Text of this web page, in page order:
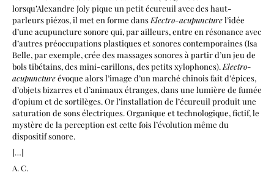
lorsqu’Alexandre Joly pique un petit écureuil avec des haut-
parleurs piézos, il met en forme dans Electro-acupuncturel’idée
d’une acupuncture sonore qui, par ailleurs, entre en résonance avec
d’autres préoccupations plastiques et sonores contemporaines (Isa
Belle, par exemple, crée des massages sonores à partir d’un jeu de
bols tibétains, des mini-carillons, des petits xylophones). Electro-
acupunctureévoque alors l’image d’un marché chinois fait d’épices,
d’objets bizarres et d’animaux étranges, dans une lumière de fumée
d’opium et de sortilèges. Or l’installation de l’écureuil produit une
saturation de sons électriques. Organique et technologique, fictif, le
mystère de la perception est cette fois l’évolution même du
dispositif sonore.
[…]
A. C.